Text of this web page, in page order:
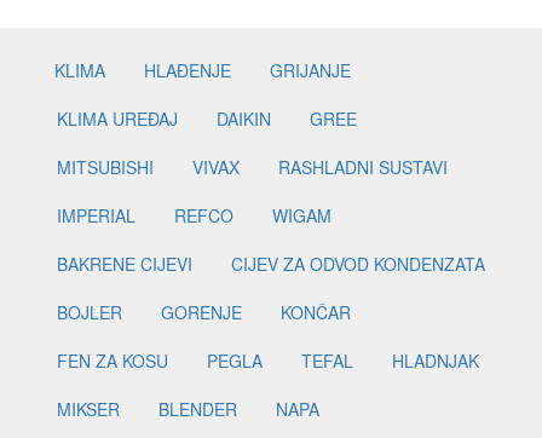
KLIMA HLAĐENJE
GRIJANJE
KLIMA UREĐAJ
DAIKIN
GREE
MITSUBISHI
VIVAX
RASHLADNI SUSTAVI
IMPERIAL
REFCO
WIGAM
BAKRENE CIJEVI
CIJEV ZA ODVOD KONDENZATA
BOJLER
GORENJE
KONČAR
FEN ZA KOSU
PEGLA TEFAL
HLADNJAK
MIKSER
BLENDER
NAPA